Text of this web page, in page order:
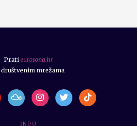
I N F O
Prati eurosong.hr
društvenim mrežama